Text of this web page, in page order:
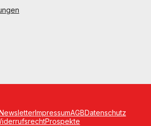
ImpressumAGBDatenschutz
Prospekte